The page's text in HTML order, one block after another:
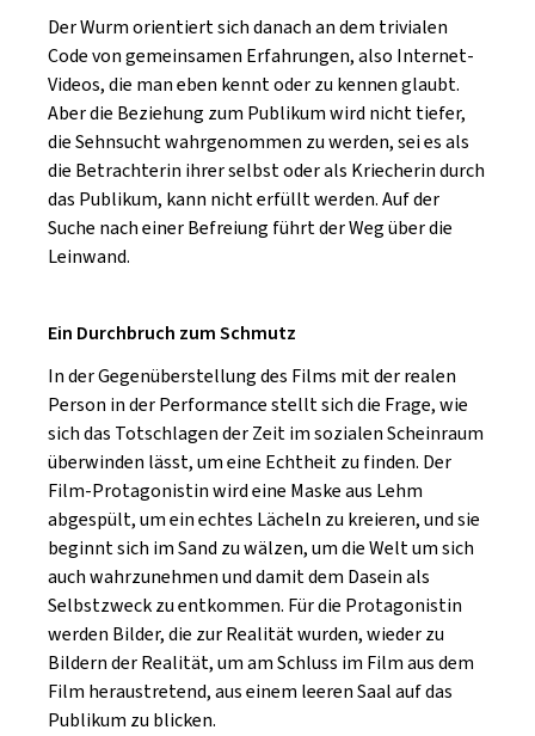
Der Wurm orientiert sich danach an dem trivialen
Code von gemeinsamen Erfahrungen, also Internet-
Videos, die man eben kennt oder zu kennen glaubt.
Aber die Beziehung zum Publikum wird nicht tiefer,
die Sehnsucht wahrgenommen zu werden, sei es als
die Betrachterin ihrer selbst oder als Kriecherin durch
das Publikum, kann nicht erfüllt werden. Auf der
Suche nach einer Befreiung führt der Weg über die
Leinwand.
Ein Durchbruch zum Schmutz
In der Gegenüberstellung des Films mit der realen
Person in der Performance stellt sich die Frage, wie
sich das Totschlagen der Zeit im sozialen Scheinraum
überwinden lässt, um eine Echtheit zu finden. Der
Film-Protagonistin wird eine Maske aus Lehm
abgespült, um ein echtes Lächeln zu kreieren, und sie
beginnt sich im Sand zu wälzen, um die Welt um sich
auch wahrzunehmen und damit dem Dasein als
Selbstzweck zu entkommen. Für die Protagonistin
werden Bilder, die zur Realität wurden, wieder zu
Bildern der Realität, um am Schluss im Film aus dem
Film heraustretend, aus einem leeren Saal auf das
Publikum zu blicken.